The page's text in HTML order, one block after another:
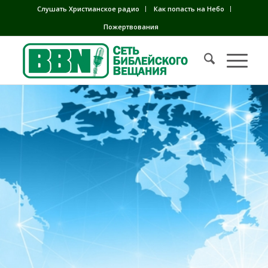
Слушать Христианское радио
Как попасть на Небо
Пожертвования